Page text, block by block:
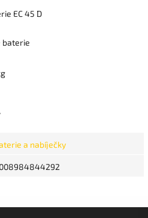
EC 45 D
baterie
a nabíječky